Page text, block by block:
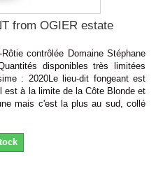
from OGIER estate
contrôlée Domaine Stéphane
disponibles très limitées
: 2020Le lieu-dit fongeant est
est à la limite de la Côte Blonde et
mais c'est la plus au sud, collé